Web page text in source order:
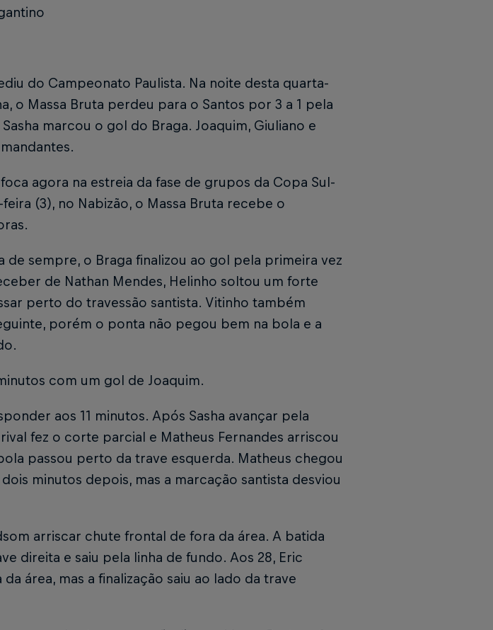
do Campeonato Paulista. Na noite desta quarta-
o Massa Bruta perdeu para o Santos por 3 a 1 pela
marcou o gol do Braga. Joaquim, Giuliano e
agora na estreia da fase de grupos da Copa Sul-
(3), no Nabizão, o Massa Bruta recebe o
de sempre, o Braga finalizou ao gol pela primeira vez
de Nathan Mendes, Helinho soltou um forte
perto do travessão santista. Vitinho também
porém o ponta não pegou bem na bola e a
com um gol de Joaquim.
aos 11 minutos. Após Sasha avançar pela
fez o corte parcial e Matheus Fernandes arriscou
passou perto da trave esquerda. Matheus chegou
minutos depois, mas a marcação santista desviou
arriscar chute frontal de fora da área. A batida
direita e saiu pela linha de fundo. Aos 28, Eric
área, mas a finalização saiu ao lado da trave